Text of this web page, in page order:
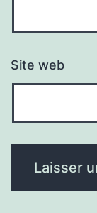
Site web